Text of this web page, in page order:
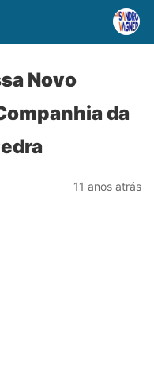
Novo
da
11 anos atrás